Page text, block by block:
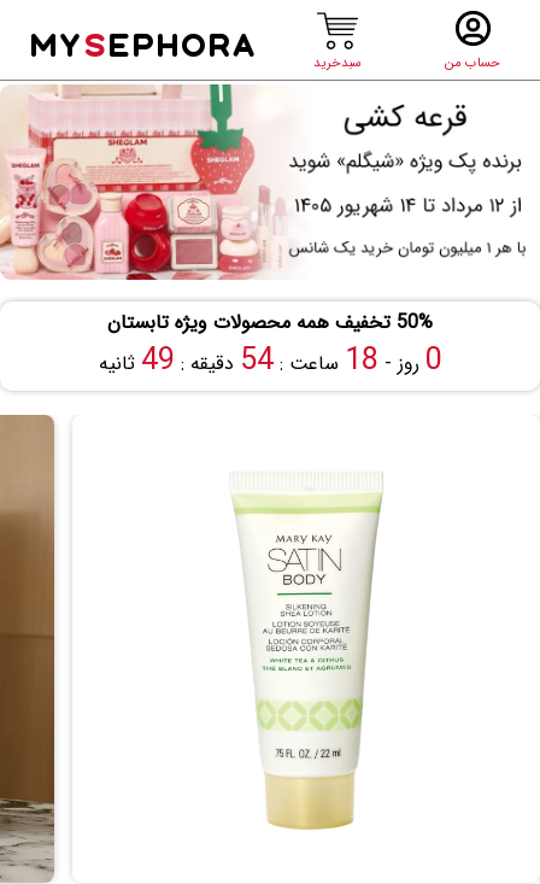
حساب من سبدخرید
MYSEPHORA
50% تخفیف همه محصولات ویژه تابستان
0 روز - 18 ساعت :54 دقیقه : 48 ثانیه